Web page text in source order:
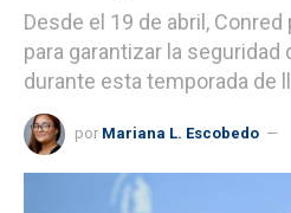
Desde el 19 de abril,
para garantizar la
durante esta temporada de
por Mariana L. Escobedo